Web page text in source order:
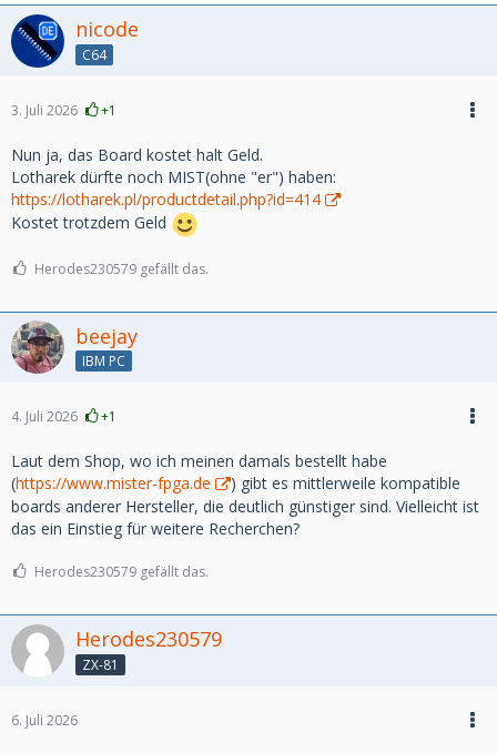
nicode
C64
3. Juli 2026 +1
Nun ja, das Board kostet halt Geld.
Lotharek dürfte noch MIST(ohne "er") haben:
https://lotharek.pl/productdetail.php?id=414
Kostet trotzdem Geld
Herodes230579 gefällt das.
beejay
IBM PC
4. Juli 2026 +1
Laut dem Shop, wo ich meinen damals bestellt habe
(https://www.mister-fpga.de
) gibt es mittlerweile kompatible
boards anderer Hersteller, die deutlich günstiger sind. Vielleicht ist
das ein Einstieg für weitere Recherchen?
Herodes230579 gefällt das.
Herodes230579
ZX-81
6. Juli 2026